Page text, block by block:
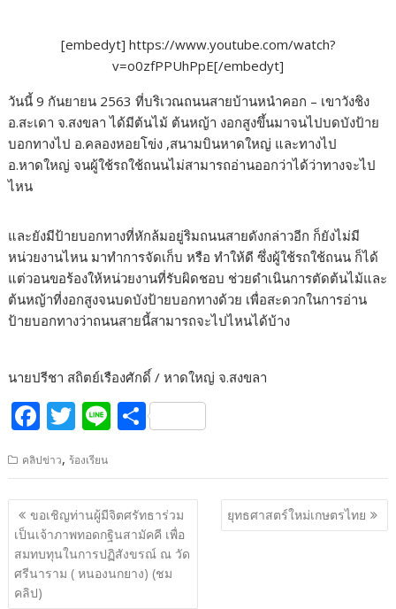
[embedyt] https://www.youtube.com/watch?
v=o0zfPPUhPpE[/embedyt]
วันนี้ 9 กันยายน 2563 ที่บริเวณถนนสายบ้านหนำคอก – เขาวังชิง
อ.สะเดา จ.สงขลา ได้มีต้นไม้ ต้นหญ้า งอกสูงขึ้นมาจนไปบดบังป้าย
บอกทางไป อ.คลองหอยโข่ง ,สนามบินหาดใหญ่ และทางไป
อ.หาดใหญ่ จนผู้ใช้รถใช้ถนนไม่สามารถอ่านออกว่าได้ว่าทางจะไป
ไหน
และยังมีป้ายบอกทางที่หักล้มอยู่ริมถนนสายดังกล่าวอีก ก็ยังไม่มี
หน่วยงานไหน มาทำการจัดเก็บ หรือ ทำให้ดี ซึ่งผู้ใช้รถใช้ถนน ก็ได้
แต่วอนขอร้องให้หน่วยงานที่รับผิดชอบ ช่วยดำเนินการตัดต้นไม้และ
ต้นหญ้าที่งอกสูงจนบดบังป้ายบอกทางด้วย เพื่อสะดวกในการอ่าน
ป้ายบอกทางว่าถนนสายนี้สามารถจะไปไหนได้บ้าง
นายปรีชา สถิตย์เรืองศักดิ์ / หาดใหญ่ จ.สงขลา
F
e
b
o
o
k
T
w
itt
er
Li
e
S
ar
e
คลิปข่าว, ร้องเรียน
แนะแนว
เรื่อง
ขอเชิญท่านผู้มีจิตศรัทธาร่วม
เป็นเจ้าภาพทอดกฐินสามัคคี เพื่อ
สมทบทุนในการปฏิสังขรณ์ ณ วัด
ศรีนาราม ( หนองนกยาง) (ชม
คลิป)
ยุทธศาสตร์ใหม่เกษตรไทย